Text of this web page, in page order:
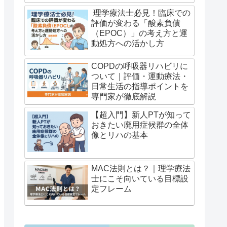
理学療法士必見！臨床での
評価が変わる「酸素負債
（EPOC）」の考え方と運
動処方への活かし方
COPDの呼吸器リハビリに
ついて｜評価・運動療法・
日常生活の指導ポイントを
専門家が徹底解説
【超入門】新人PTが知って
おきたい廃用症候群の全体
像とリハの基本
MAC法則とは？｜理学療法
士にこそ向いている目標設
定フレーム